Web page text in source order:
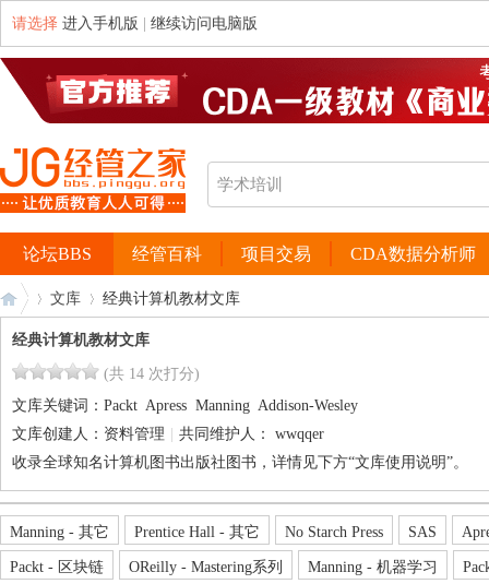
请选择 进入手机版 继续访问电脑版
经管百科 项目交易 CDA数据分析师
论坛BBS
文库 经典计算机教材文库
经典计算机教材文库
(共 14 次打分)
文库关键词： Packt Apress Manning Addison-Wesley
文库创建人： 资料管理 共同维护人：
wwqqer
收录全球知名计算机图书出版社图书，详情见下方“文库使用说明”。
Manning - 其它 Prentice Hall - 其它 No Starch Press SAS
Packt - 区块链 OReilly - Mastering系列 Manning - 机器学习